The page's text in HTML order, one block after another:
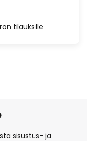
tilauksille
sisustus- ja